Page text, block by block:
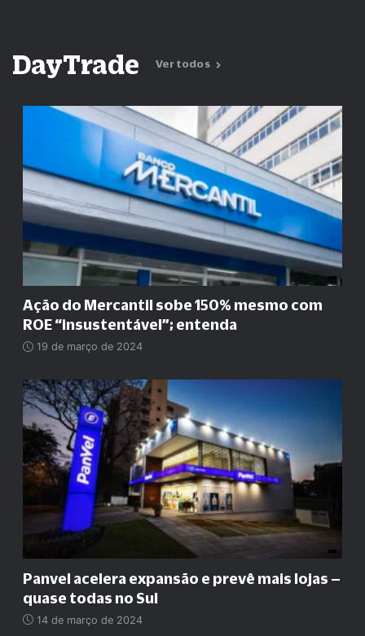
DayTrade Ver todos
Ação do Mercantil sobe 150% mesmo com
ROE“insustentável”; entenda
19 de março de 2024
Panvel acelera expansão e prevê mais lojas –
quase todas no Sul
14 de março de 2024